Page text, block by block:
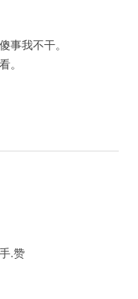
事我不干。
。
.赞